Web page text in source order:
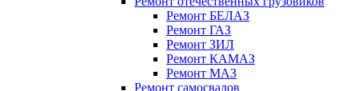
Ремонт БЕЛАЗ
Ремонт ГАЗ
Ремонт ЗИЛ
Ремонт КАМАЗ
Ремонт МАЗ
Ремонт самосвалов